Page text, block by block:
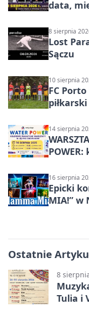
data,
8 sierpnia
Lost
Sączu
10 sierpnia
FC
14 sierpnia
16 sierpnia
Epicki
MIA!” w
Ostatnie
8
Tulia i